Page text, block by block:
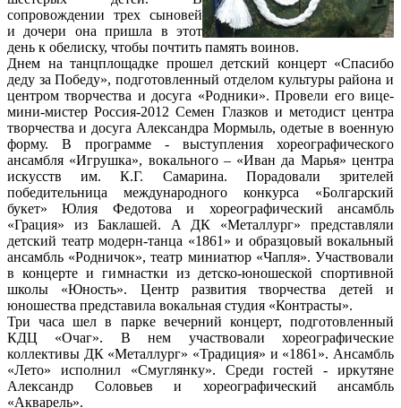
сопровождении трех сыновей
и дочери она пришла в этот
день к обелиску, чтобы почтить память воинов.
Днем на танцплощадке прошел детский концерт «Спасибо
деду за Победу», подготовленный отделом культуры района и
центром творчества и досуга «Родники». Провели его вице-
мини-мистер Россия-2012 Семен Глазков и методист центра
творчества и досуга Александра Мормыль, одетые в военную
форму. В программе - выступления хореографического
ансамбля «Игрушка», вокального – «Иван да Марья» центра
искусств им. К.Г. Самарина. Порадовали зрителей
победительница международного конкурса «Болгарский
букет» Юлия Федотова и хореографический ансамбль
«Грация» из Баклашей. А ДК «Металлург» представляли
детский театр модерн-танца «1861» и образцовый вокальный
ансамбль «Родничок», театр миниатюр «Чапля». Участвовали
в концерте и гимнастки из детско-юношеской спортивной
школы «Юность». Центр развития творчества детей и
юношества представила вокальная студия «Контрасты».
Три часа шел в парке вечерний концерт, подготовленный
КДЦ «Очаг». В нем участвовали хореографические
коллективы ДК «Металлург» «Традиция» и «1861». Ансамбль
«Лето» исполнил «Смуглянку». Среди гостей - иркутяне
Александр Соловьев и хореографический ансамбль
«Акварель».